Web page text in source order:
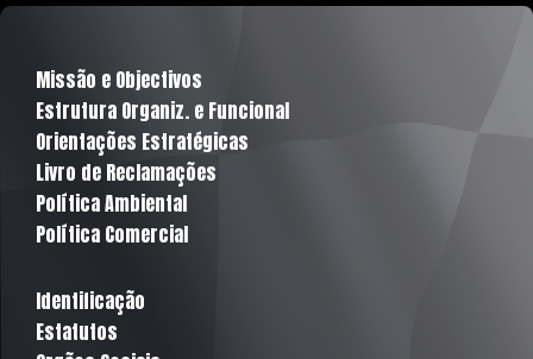
Missão e Objectivos
Estrutura Organiz. e Funcional
Orientações Estratégicas
Livro de Reclamações
Política Ambiental
Política Comercial
Identificação
Estatutos